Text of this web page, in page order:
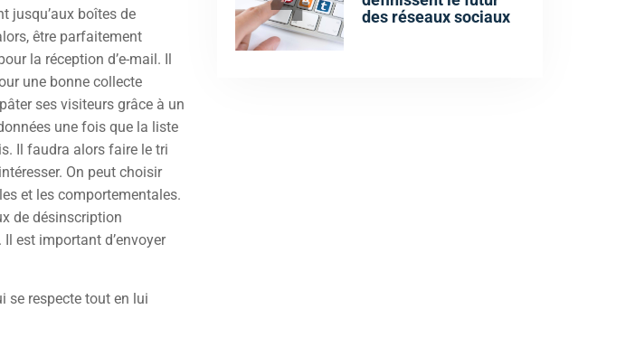
jusqu’aux boîtes de
être parfaitement
la réception d’e-mail. Il
une bonne collecte
ses visiteurs grâce à un
une fois que la liste
Il faudra alors faire le tri
On peut choisir
et les comportementales.
de désinscription
est important d’envoyer
se respecte tout en lui
des réseaux sociaux